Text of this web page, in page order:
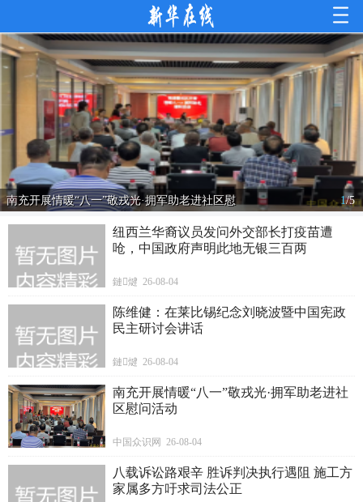
南充开展情暖“八一”敬戎光·拥军助老进社区慰 1/5
纽西兰华裔议员发问外交部长打疫苗遭
呛，中国政府声明此地无银三百两
鏈煡 26-08-04
陈维健：在莱比锡纪念刘晓波暨中国宪政
民主研讨会讲话
鏈煡 26-08-04
南充开展情暖“八一”敬戎光·拥军助老进社
区慰问活动
中国众识网 26-08-04
八载诉讼路艰辛 胜诉判决执行遇阻 施工方
家属多方吁求司法公正